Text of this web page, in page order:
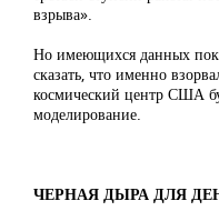
взрыва».
Но имеющихся данных
сказать, что именно
космический центр США
моделирование.
ЧЕРНАЯ ДЫРА ДЛЯ